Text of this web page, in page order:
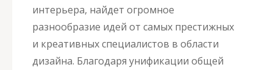
интерьера, найдет огромное
разнообразие идей от самых престижных
и креативных специалистов в области
дизайна. Благодаря унификации общей